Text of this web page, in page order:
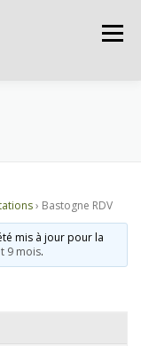
Menu
› Bastogne RDV
mis à jour pour la
9 mois.